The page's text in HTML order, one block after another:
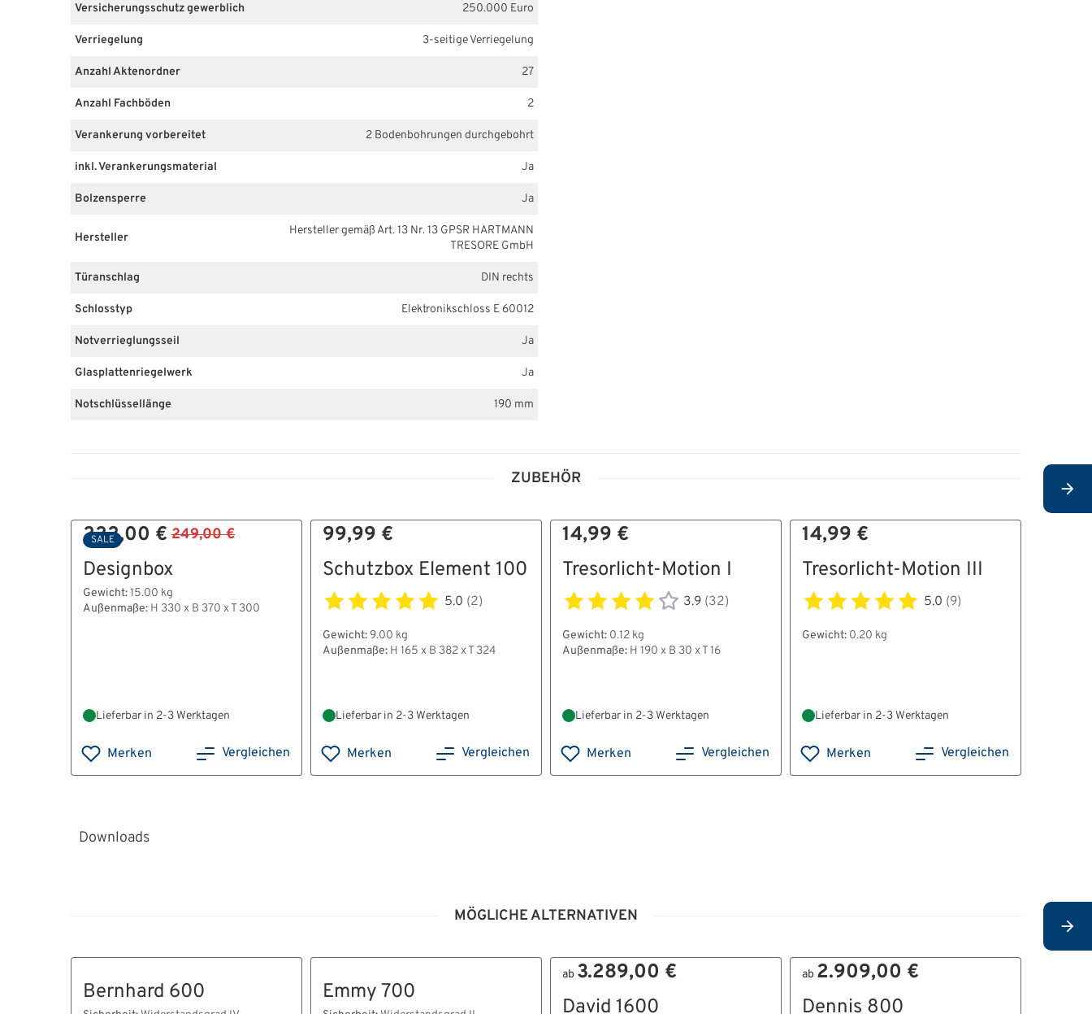
Versicherungsschutz gewerblich 250.000 Euro
Verriegelung 3-seitige Verriegelung
Anzahl Aktenordner 27
Anzahl Fachböden 2
Verankerung vorbereitet 2 Bodenbohrungen durchgebohrt
inkl. Verankerungsmaterial Ja
Bolzensperre Ja
Hersteller
Hersteller gemäß Art. 13 Nr. 13 GPSR HARTMANN
TRESORE GmbH
Türanschlag DIN rechts
Schlosstyp Elektronikschloss E 60012
Notverrieglungsseil Ja
Glasplattenriegelwerk Ja
Notschlüssellänge 190 mm
ZUBEHÖR
SALE
222,00 € 249,00 €
Designbox
Gewicht:15.00 kg
Außenmaße: H 330 x B 370 x T 300
Lieferbar in 2-3 Werktagen
Merken Vergleichen
99,99 €
Schutzbox Element 100
5.0 (2)
Gewicht: 9.00 kg
Außenmaße: H 165 x B 382 x T 324
Lieferbar in 2-3 Werktagen
Merken Vergleichen
14,99 €
Tresorlicht-Motion I
3.9 (32)
Gewicht: 0.12 kg
Außenmaße: H 190 x B 30 x T 16
Lieferbar in 2-3 Werktagen
Merken Vergleichen
14,99 €
Tresorlicht-Motion III
5.0 (9)
Gewicht: 0.20 kg
Lieferbar in 2-3 Werktagen
Merken Vergleichen
Downloads
MÖGLICHE ALTERNATIVEN
Bernhard 600 Emmy 700
ab 3.289,00 €
David 1600
ab 2.909,00 €
Dennis 800